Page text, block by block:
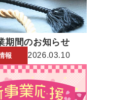
期間のお知らせ
報 2026.03.10